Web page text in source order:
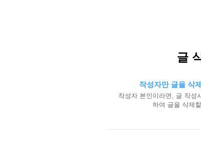
글
작성자만 글을 삭
작성자 본인이라면, 글 작성
하여 글을 삭제